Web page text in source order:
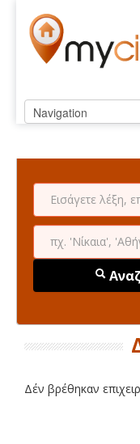
Δέν βρέθηκαν